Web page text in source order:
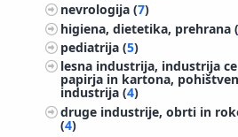
nevrologija (7)
higiena, dietetika, prehrana
pediatrija (5)
lesna industrija, industrija
papirja in kartona,
industrija (4)
druge industrije, obrti in
(4)